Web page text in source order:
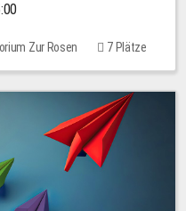
Zur Rosen
7 Plätze